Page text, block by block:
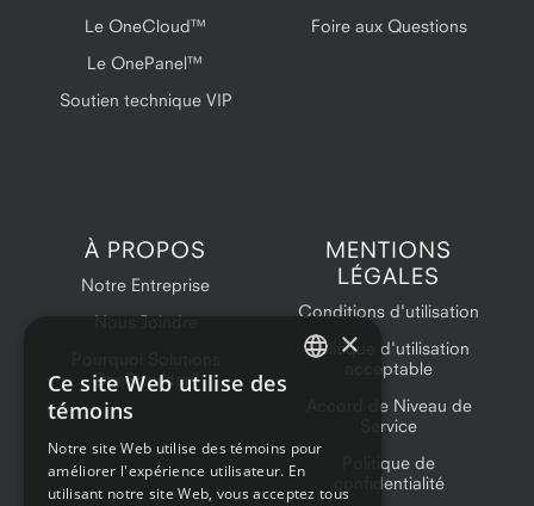
Le OneCloud™
Le OnePanel™
Soutien technique VIP
Foire aux Questions
À PROPOS
Notre Entreprise
Nous Joindre
OneProvider?
MENTIONS
LÉGALES
Conditions d'utilisation
Politique d'utilisation
acceptable
Accord de Niveau de
Service
Politique de
confidentialité
×
Ce site Web utilise des
témoins
Notre site Web utilise des témoins pour
améliorer l'expérience utilisateur. En
utilisant notre site Web, vous acceptez tous